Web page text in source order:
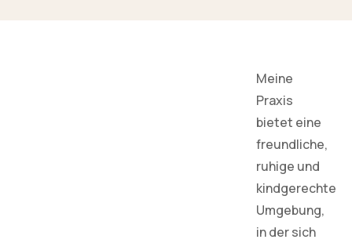
Meine
Praxis
bietet eine
freundliche,
ruhige und
kindgerechte
Umgebung,
in der sich